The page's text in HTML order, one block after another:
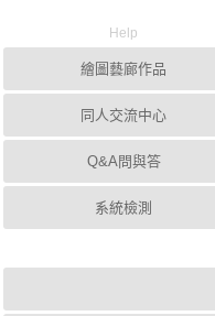
Help
繪圖藝廊作品
同人交流中心
Q&A問與答
系統檢測